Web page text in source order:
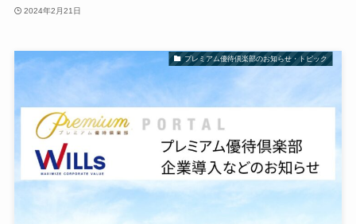
2024年2月21日
プレミアム優待倶楽部のお知らせ・トピック